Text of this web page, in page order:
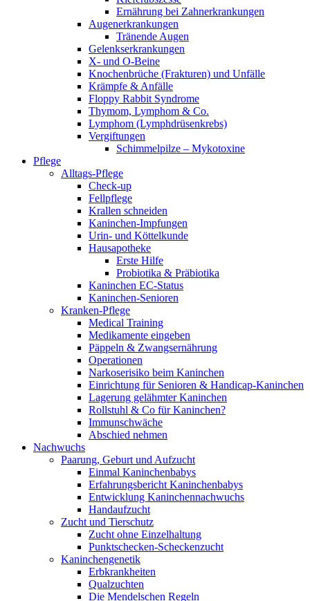
Ernährung bei Zahnerkrankungen
Augenerkrankungen
Tränende Augen
Gelenkserkrankungen
X- und O-Beine
Knochenbrüche (Frakturen) und Unfälle
Krämpfe & Anfälle
Floppy Rabbit Syndrome
Thymom, Lymphom & Co.
Lymphom (Lymphdrüsenkrebs)
Vergiftungen
Schimmelpilze – Mykotoxine
Pflege
Alltags-Pflege
Check-up
Fellpflege
Krallen schneiden
Kaninchen-Impfungen
Urin- und Köttelkunde
Hausapotheke
Erste Hilfe
Probiotika & Präbiotika
Kaninchen EC-Status
Kaninchen-Senioren
Kranken-Pflege
Medical Training
Medikamente eingeben
Päppeln & Zwangsernährung
Operationen
Narkoserisiko beim Kaninchen
Einrichtung für Senioren & Handicap-Kaninchen
Lagerung gelähmter Kaninchen
Rollstuhl & Co für Kaninchen?
Immunschwäche
Abschied nehmen
Nachwuchs
Paarung, Geburt und Aufzucht
Einmal Kaninchenbabys
Erfahrungsbericht Kaninchenbabys
Entwicklung Kaninchennachwuchs
Handaufzucht
Zucht und Tierschutz
Zucht ohne Einzelhaltung
Punktschecken-Scheckenzucht
Kaninchengenetik
Erbkrankheiten
Qualzuchten
Die Mendelschen Regeln